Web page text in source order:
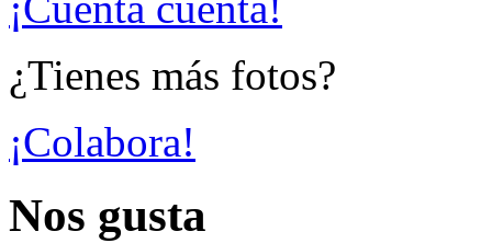
¿Tienes más fotos?
¡Colabora!
Nos gusta